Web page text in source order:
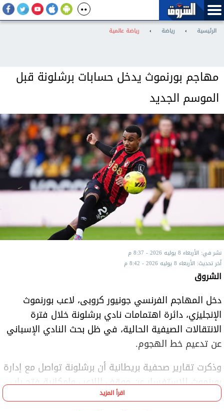
الرئيسية › رياضة › رياضة عالمية
مهاجم بورنموث يدخل حسابات برشلونة قبل
الموسم الجديد
نشر في: الأربعاء 8 يوليه 2026 - 8:37 م
آخر تحديث: الأربعاء 8 يوليه 2026 - 8:42 م
الشروق
دخل المهاجم الفرنسي جونيور كروبى، لاعب بورنموث
الإنجليزي، دائرة اهتمامات نادي برشلونة خلال فترة
الانتقالات الصيفية الحالية، في ظل بحث النادي الإسباني
عن تدعيم خط الهجوم.
وذكرت تقارير صحفية بريطانية أن برشلونة تواصل مع إدارة
بورنموث للاستفسار عن موقف اللاعب وإمكانية فتح باب
المفاوضات بشأن ضمه هذا الصيف.
اقرأ المزيد